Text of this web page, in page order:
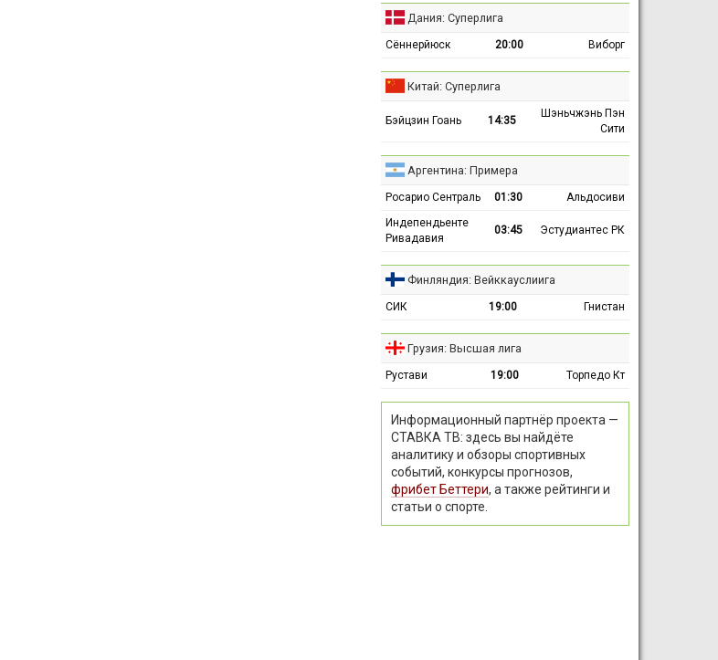
Дания: Суперлига
Сённерйюск 20:00 Виборг
Китай: Суперлига
Бэйцзин Гоань 14:35
Шэньчжэнь Пэн
Сити
Аргентина: Примера
Росарио Сентраль 01:30
Альдосиви
Индепендьенте
Ривадавия
03:45 Эстудиантес РК
Финляндия: Вейккауслиига
СИК 19:00 Гнистан
Грузия: Высшая лига
Рустави 19:00 Торпедо Кт
Информационный партнёр проекта —
СТАВКА ТВ: здесь вы найдёте
аналитику и обзоры спортивных
событий, конкурсы прогнозов,
фрибет Беттери, а также рейтинги и
статьи о спорте.